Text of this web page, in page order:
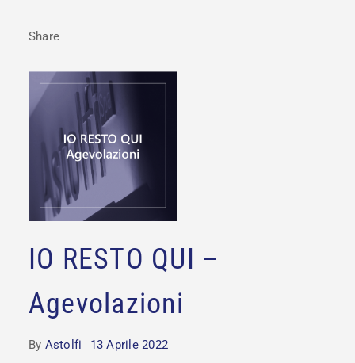
Share
IO RESTO QUI –
Agevolazioni
By Astolfi 13 Aprile 2022